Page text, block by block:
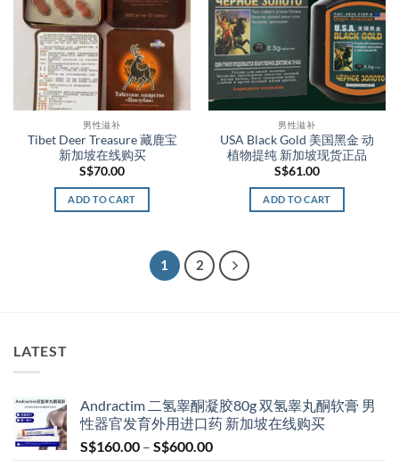
男性滋补
Tibet Deer Treasure 藏鹿宝
新加坡在线购买
S$70.00
ADD TO CART
男性滋补
USA Black Gold 美国黑金 动
植物提纯 新加坡现货正品
S$61.00
ADD TO CART
1 2
LATEST
Andractim 二氢睾酮凝胶80g 双氢睾丸酮软膏 男
性器官发育外用进口药 新加坡在线购买
S$160.00 – S$600.00Price